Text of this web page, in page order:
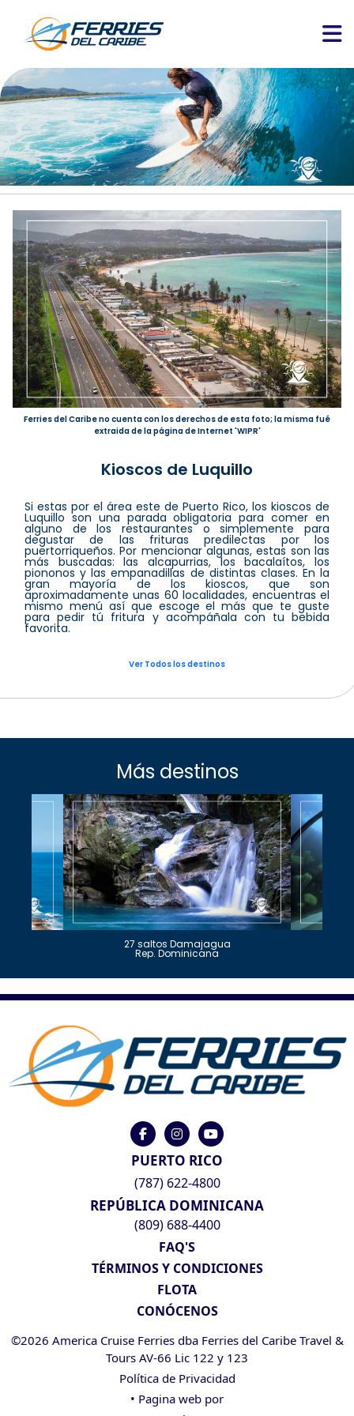
Ferries del Caribe no cuenta con los derechos de esta foto; la misma fué
extraida de la página de Internet 'WIPR'
Kioscos de Luquillo
Si estas por el área este de Puerto Rico, los kioscos de
Luquillo son una parada obligatoria para comer en
alguno de los restaurantes o simplemente para
degustar de las frituras predilectas por los
puertorriqueños. Por mencionar algunas, estas son las
más buscadas: las alcapurrias, los bacalaítos, los
piononos y las empanadillas de distintas clases. En la
gran mayoría de los kioscos, que son
aproximadamente unas 60 localidades, encuentras el
mismo menú así que escoge el más que te guste
para pedir tú fritura y acompáñala con tu bebida
favorita.
Ver Todos los destinos
Más destinos
27 saltos Damajagua
Rep. Dominicana
PUERTO RICO
(787) 622-4800
REPÚBLICA DOMINICANA
(809) 688-4400
FAQ'S
TÉRMINOS Y CONDICIONES
FLOTA
CONÓCENOS
©2026 America Cruise Ferries dba Ferries del Caribe Travel &
Tours AV-66 Lic 122 y 123
Política de Privacidad
• Pagina web por